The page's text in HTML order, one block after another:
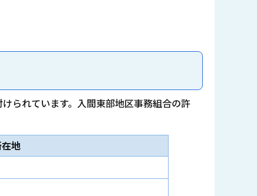
られています。入間東部地区事務組合の許
地